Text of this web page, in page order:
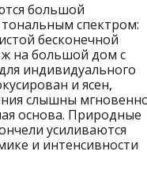
большой
спектром:
бесконечной
на большой дом с
индивидуального
и ясен,
слышны
основа. Природные
усиливаются
и интенсивности